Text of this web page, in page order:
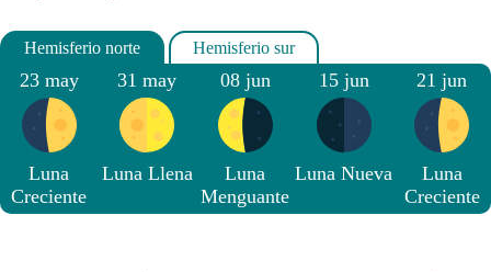
23 may
Luna
Creciente
31 may
Luna Llena
08 jun
Luna
Menguante
15 jun
Luna Nueva
21 jun
Luna
Creciente